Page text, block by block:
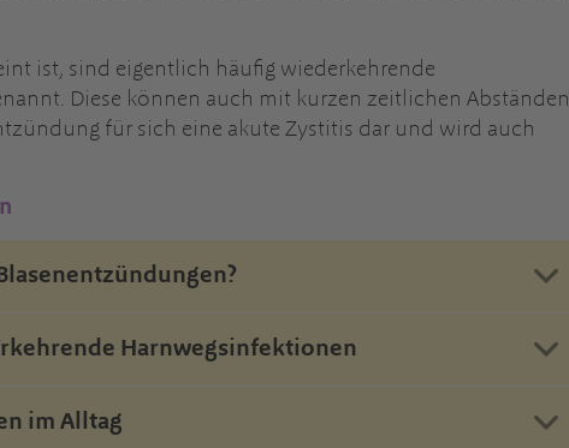
ist, sind eigentlich häufig wiederkehrende
Diese können auch mit kurzen zeitlichen Abständen
für sich eine akute Zystitis dar und wird auch
Harnwegsinfektionen
im Alltag